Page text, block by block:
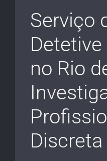
Serviço
no Rio
Discreta